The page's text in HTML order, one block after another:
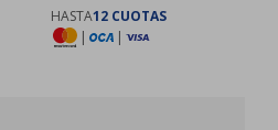
HASTA12 CUOTAS
|
|